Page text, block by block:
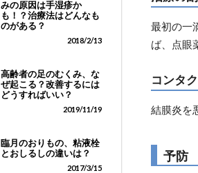
みの原因は手湿疹か
も！？治療法はどんなも
のがある？
2018/2/13
高齢者の足のむくみ、な
ぜ起こる？改善するには
どうすればいい？
2019/11/19
臨月のおりもの、粘液栓
とおしるしの違いは？
2017/3/15
最初の一
ば、点眼
コンタ
結膜炎を
予防